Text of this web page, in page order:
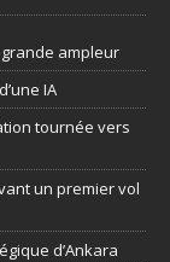
ampleur
IA
tournée vers
un premier vol
d’Ankara